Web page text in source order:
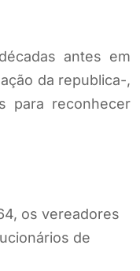
antes em
da republica-,
para reconhecer
os vereadores
de